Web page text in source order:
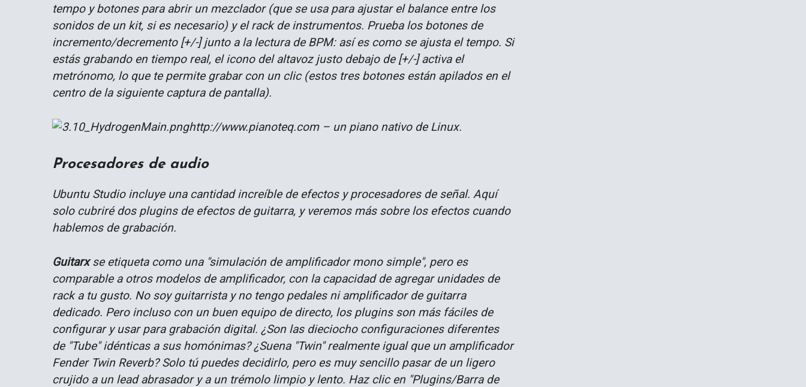
tempo y botones para abrir un mezclador (que se usa para ajustar el balance entre los
sonidos de un kit, si es necesario) y el rack de instrumentos. Prueba los botones de
incremento/decremento [+/-] junto a la lectura de BPM: así es como se ajusta el tempo. Si
estás grabando en tiempo real, el icono del altavoz justo debajo de [+/-] activa el
metrónomo, lo que te permite grabar con un clic (estos tres botones están apilados en el
centro de la siguiente captura de pantalla).
http://www.pianoteq.com – un piano nativo de Linux.
Procesadores de audio
Ubuntu Studio incluye una cantidad increíble de efectos y procesadores de señal. Aquí
solo cubriré dos plugins de efectos de guitarra, y veremos más sobre los efectos cuando
hablemos de grabación.
Guitarxse etiqueta como una "simulación de amplificador mono simple", pero es
comparable a otros modelos de amplificador, con la capacidad de agregar unidades de
rack a tu gusto. No soy guitarrista y no tengo pedales ni amplificador de guitarra
dedicado. Pero incluso con un buen equipo de directo, los plugins son más fáciles de
configurar y usar para grabación digital. ¿Son las dieciocho configuraciones diferentes
de "Tube" idénticas a sus homónimas? ¿Suena "Twin" realmente igual que un amplificador
Fender Twin Reverb? Solo tú puedes decidirlo, pero es muy sencillo pasar de un ligero
crujido a un lead abrasador y a un trémolo limpio y lento. Haz clic en "Plugins/Barra de